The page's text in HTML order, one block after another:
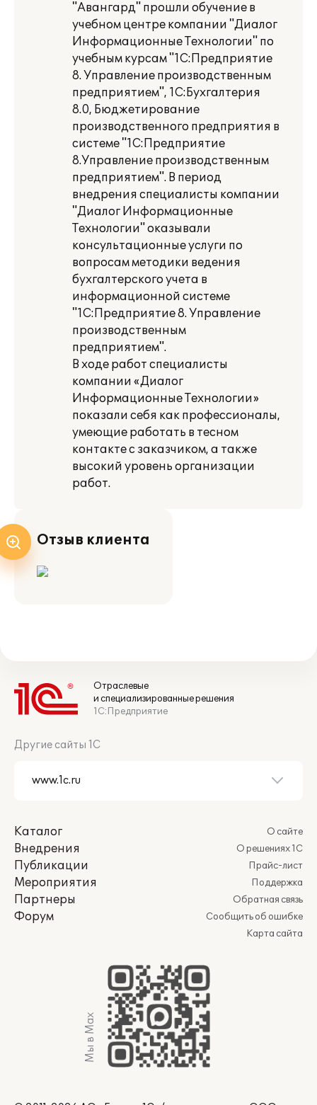
"Авангард" прошли обучение в
учебном центре компании "Диалог
Информационные Технологии" по
учебным курсам "1С:Предприятие
8. Управление производственным
предприятием", 1С:Бухгалтерия
8.0, Бюджетирование
производственного предприятия в
системе "1С:Предприятие
8.Управление производственным
предприятием". В период
внедрения специалисты компании
"Диалог Информационные
Технологии" оказывали
консультационные услуги по
вопросам методики ведения
бухгалтерского учета в
информационной системе
"1С:Предприятие 8. Управление
производственным
предприятием".
В ходе работ специалисты
компании «Диалог
Информационные Технологии»
показали себя как профессионалы,
умеющие работать в тесном
контакте с заказчиком, а также
высокий уровень организации
работ.
Отзыв клиента
Отраслевые
и специализированные решения
1С:Предприятие
Другие сайты 1С
Каталог
Внедрения
Публикации
Мероприятия
Партнеры
Форум
О сайте
О решениях 1С
Прайс-лист
Поддержка
Обратная связь
Сообщить об ошибке
Карта сайта
Мы в Max